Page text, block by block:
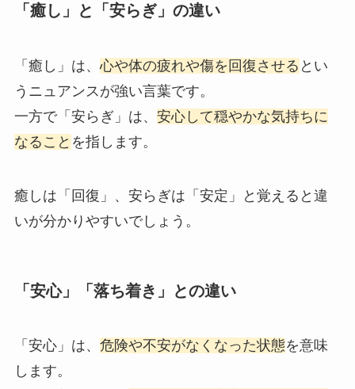
「癒し」と「安らぎ」の違い
「癒し」は、心や体の疲れや傷を回復させる とい
うニュアンスが強い言葉です。
一方で「安らぎ」は、 安心して穏やかな気持ちに
なること を指します。
癒しは「回復」、安らぎは「安定」と覚えると違
いが分かりやすいでしょう。
「安心」「落ち着き」との違い
「安心」は、 危険や不安がなくなった状態を意味
します。